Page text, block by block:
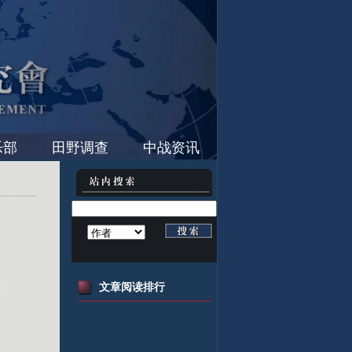
田野调查 中战资讯
文章阅读排行